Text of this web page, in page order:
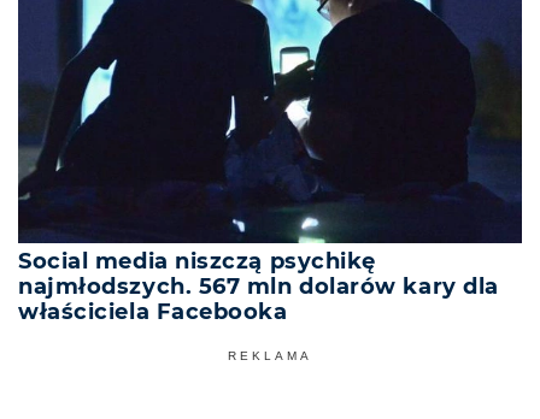
Social media niszczą psychikę
najmłodszych. 567 mln dolarów kary dla
właściciela Facebooka
REKLAMA